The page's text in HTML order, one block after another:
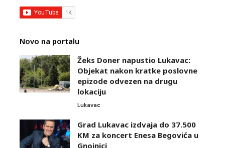
Novo na portalu
Žeks Doner napustio Lukavac:
Objekat nakon kratke poslovne
epizode odvezen na drugu
lokaciju
Lukavac
Grad Lukavac izdvaja do 37.500
KM za koncert Enesa Begovića u
Gnojnici